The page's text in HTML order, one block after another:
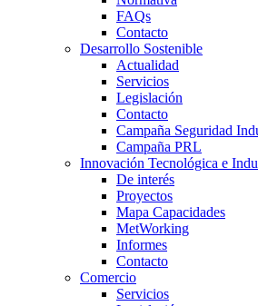
FAQs
Contacto
Desarrollo Sostenible
Actualidad
Servicios
Legislación
Contacto
Campaña Seguridad
Campaña PRL
Innovación Tecnológica e
De interés
Proyectos
Mapa Capacidades
MetWorking
Informes
Contacto
Comercio
Servicios